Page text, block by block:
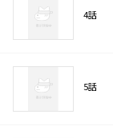
4話
5話